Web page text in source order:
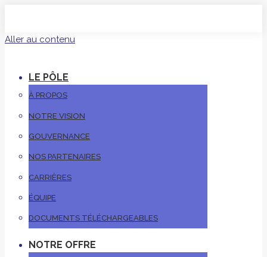
Aller au contenu
LE PÔLE
À PROPOS
NOTRE VISION
GOUVERNANCE
NOS PARTENAIRES
CARRIÈRES
ÉQUIPE
DOCUMENTS TÉLÉCHARGEABLES
NOTRE OFFRE